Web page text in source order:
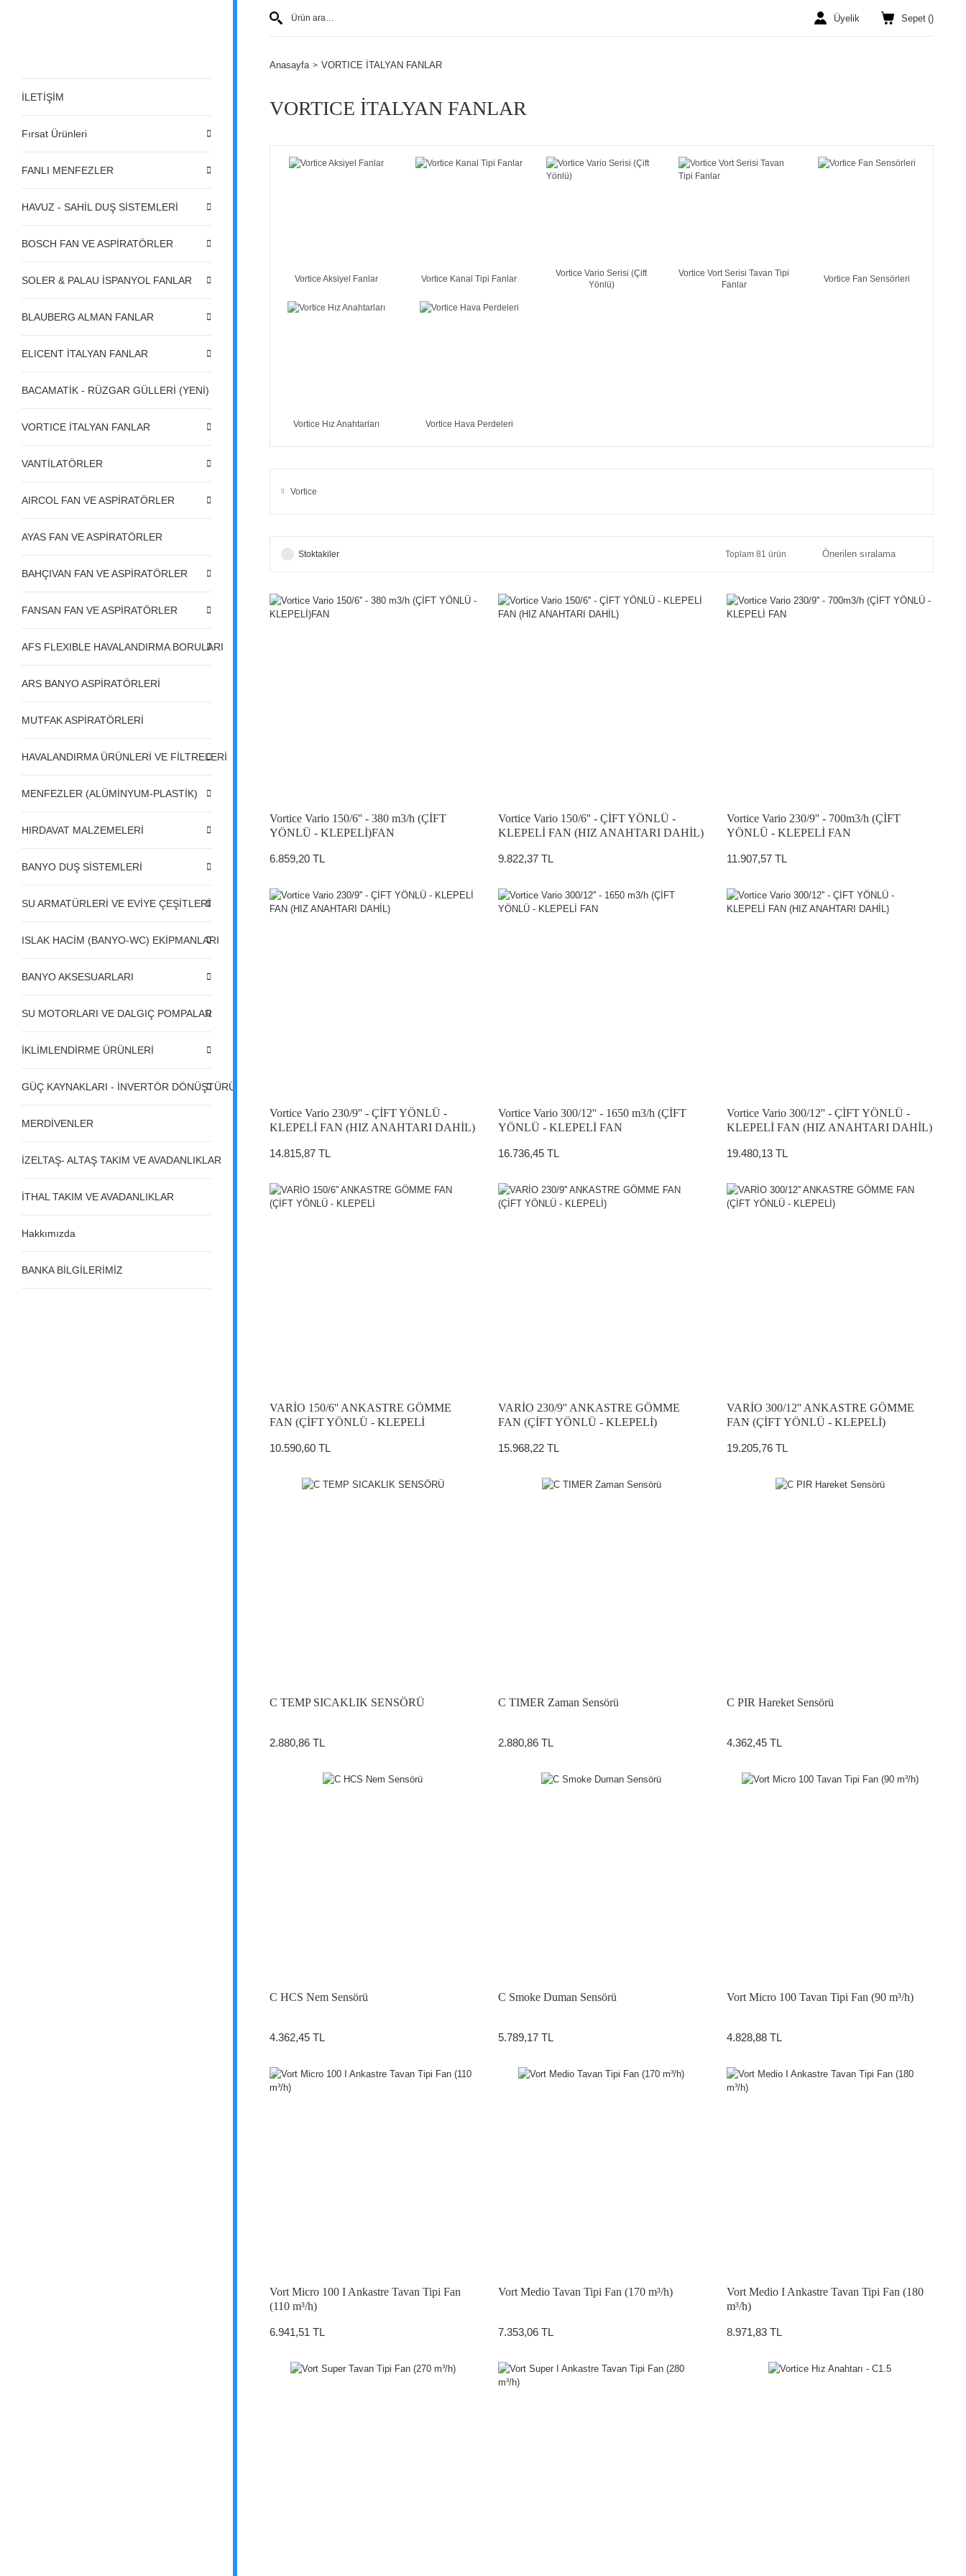
İLETİŞİM
Fırsat Ürünleri
FANLI MENFEZLER
HAVUZ - SAHİL DUŞ SİSTEMLERİ
BOSCH FAN VE ASPİRATÖRLER
SOLER & PALAU İSPANYOL FANLAR
BLAUBERG ALMAN FANLAR
ELICENT İTALYAN FANLAR
BACAMATİK - RÜZGAR GÜLLERİ (YENİ)
VORTICE İTALYAN FANLAR
VANTİLATÖRLER
AIRCOL FAN VE ASPİRATÖRLER
AYAS FAN VE ASPİRATÖRLER
BAHÇIVAN FAN VE ASPİRATÖRLER
FANSAN FAN VE ASPİRATÖRLER
AFS FLEXIBLE HAVALANDIRMA BORULARI
ARS BANYO ASPİRATÖRLERİ
MUTFAK ASPİRATÖRLERİ
HAVALANDIRMA ÜRÜNLERİ VE FİLTRELERİ
MENFEZLER (ALÜMİNYUM-PLASTİK)
HIRDAVAT MALZEMELERİ
BANYO DUŞ SİSTEMLERİ
SU ARMATÜRLERİ VE EVİYE ÇEŞİTLERİ
ISLAK HACİM (BANYO-WC) EKİPMANLARI
BANYO AKSESUARLARI
SU MOTORLARI VE DALGIÇ POMPALAR
İKLİMLENDİRME ÜRÜNLERİ
GÜÇ KAYNAKLARI - İNVERTÖR DÖNÜŞTÜRÜCÜLER - REGÜLATÖRLER
MERDİVENLER
İZELTAŞ- ALTAŞ TAKIM VE AVADANLIKLAR
İTHAL TAKIM VE AVADANLIKLAR
Hakkımızda
BANKA BİLGİLERİMİZ
Üyelik Sepet ()
Anasayfa VORTICE İTALYAN FANLAR
VORTICE İTALYAN FANLAR
Vortice Aksiyel Fanlar Vortice Kanal Tipi Fanlar
Vortice Vario Serisi (Çift
Yönlü)
Vortice Vort Serisi Tavan Tipi
Fanlar
Vortice Fan Sensörleri
Vortice Hız Anahtarları Vortice Hava Perdeleri
Vortice
Stoktakiler Toplam 81 ürün
Vortice Vario 150/6'' - 380 m3/h (ÇİFT
YÖNLÜ - KLEPELİ)FAN
6.859,20 TL
Vortice Vario 150/6'' - ÇİFT YÖNLÜ -
KLEPELİ FAN (HIZ ANAHTARI DAHİL)
9.822,37 TL
Vortice Vario 230/9'' - 700m3/h (ÇİFT
YÖNLÜ - KLEPELİ FAN
11.907,57 TL
Vortice Vario 230/9'' - ÇİFT YÖNLÜ -
KLEPELİ FAN (HIZ ANAHTARI DAHİL)
14.815,87 TL
Vortice Vario 300/12'' - 1650 m3/h (ÇİFT
YÖNLÜ - KLEPELİ FAN
16.736,45 TL
Vortice Vario 300/12'' - ÇİFT YÖNLÜ -
KLEPELİ FAN (HIZ ANAHTARI DAHİL)
19.480,13 TL
VARİO 150/6'' ANKASTRE GÖMME
FAN (ÇİFT YÖNLÜ - KLEPELİ
10.590,60 TL
VARİO 230/9'' ANKASTRE GÖMME
FAN (ÇİFT YÖNLÜ - KLEPELİ)
15.968,22 TL
VARİO 300/12'' ANKASTRE GÖMME
FAN (ÇİFT YÖNLÜ - KLEPELİ)
19.205,76 TL
C TEMP SICAKLIK SENSÖRÜ
2.880,86 TL
C TIMER Zaman Sensörü
2.880,86 TL
C PIR Hareket Sensörü
4.362,45 TL
C HCS Nem Sensörü
4.362,45 TL
C Smoke Duman Sensörü
5.789,17 TL
Vort Micro 100 Tavan Tipi Fan (90 m³/h)
4.828,88 TL
Vort Micro 100 I Ankastre Tavan Tipi Fan
(110 m³/h)
6.941,51 TL
Vort Medio Tavan Tipi Fan (170 m³/h)
7.353,06 TL
Vort Medio I Ankastre Tavan Tipi Fan (180
m³/h)
8.971,83 TL